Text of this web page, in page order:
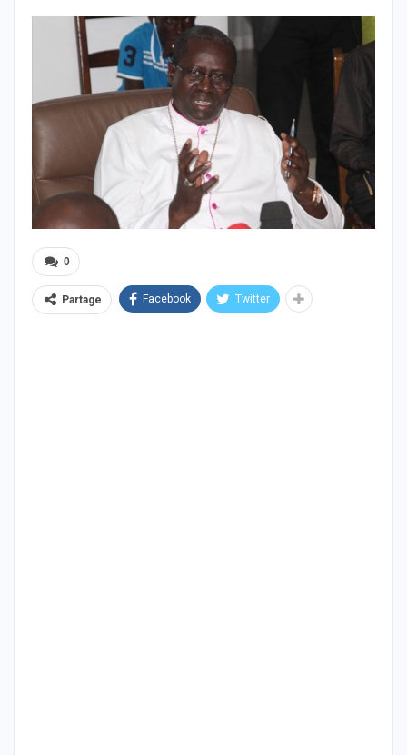
0
Partage Facebook Twitter